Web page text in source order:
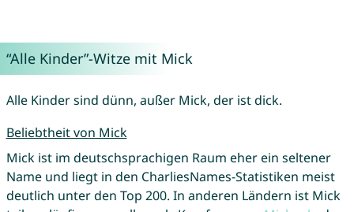
“Alle Kinder”-Witze mit Mick
Alle Kinder sind dünn, außer Mick, der ist dick.
Beliebtheit von Mick
Mick ist im deutschsprachigen Raum eher ein seltener
Name und liegt in den CharliesNames-Statistiken meist
deutlich unter den Top 200. In anderen Ländern ist Mick